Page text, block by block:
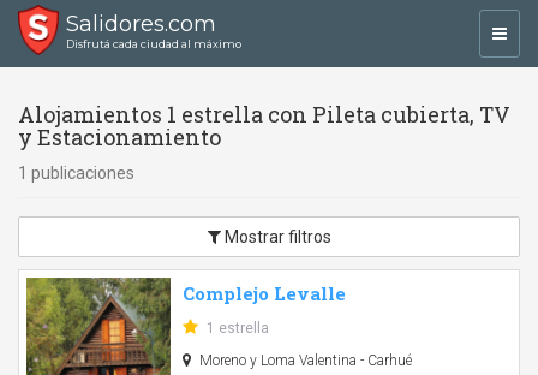
Salidores.com
Disfrutá cada ciudad al máximo
Alojamientos 1 estrella con Pileta cubierta, TV
y Estacionamiento
1 publicaciones
Mostrar filtros
Complejo Levalle
1 estrella
Moreno y Loma Valentina - Carhué